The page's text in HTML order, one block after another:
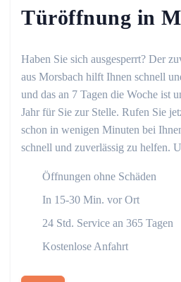
Türöffnung in
Haben Sie sich ausgesperrt? Der
aus Morsbach hilft Ihnen schnell
und das an 7 Tagen die Woche ist
Jahr für Sie zur Stelle. Rufen Sie
schon in wenigen Minuten bei
schnell und zuverlässig zu helfen.
Öffnungen ohne Schäden
In 15-30 Min. vor Ort
24 Std. Service an 365 Tagen
Kostenlose Anfahrt